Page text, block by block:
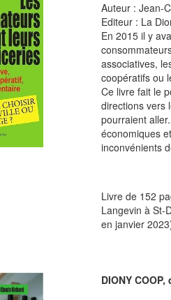
Auteur : Jean-
Editeur : La
En 2015 il y
associatives,
coopératifs ou
Ce livre fait le
directions vers
pourraient
économiques
inconvénients
Livre de 152
Langevin à St-
en janvier
DIONY